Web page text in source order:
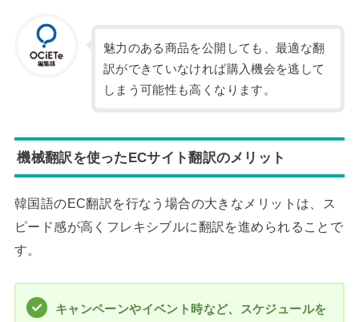
魅力のある商品を公開しても、最適な翻
訳ができていなければ購入機会を逃して
しまう可能性も高くなります。
機械翻訳を使ったECサイト翻訳のメリット
韓国語のEC翻訳を行なう場合の大きなメリットは、ス
ピード感が高くフレキシブルに翻訳を進められることで
す。
キャンペーンやイベント時など、スケジュールを